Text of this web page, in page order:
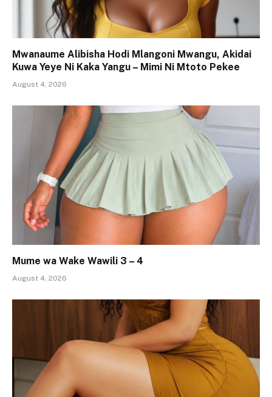
Mwanaume Alibisha Hodi Mlangoni Mwangu, Akidai
Kuwa Yeye Ni Kaka Yangu – Mimi Ni Mtoto Pekee
August 4, 2026
Mume wa Wake Wawili 3 – 4
August 4, 2026